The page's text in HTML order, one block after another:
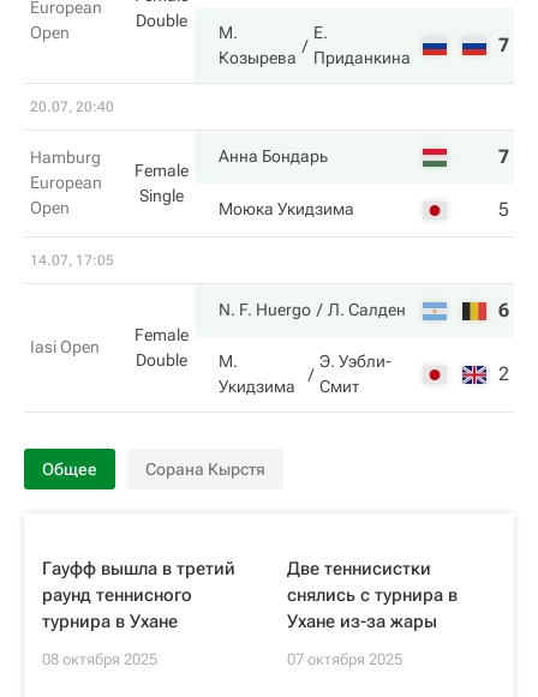
European
Open
Double
М.
Козырева
Е.
Приданкина
7
20.07, 20:40
Hamburg
European
Open
Female
Single
Анна Бондарь 7
Моюка Укидзима 5
14.07, 17:05
Iasi Open
Female
Double
N. F. Huergo Л. Салден 6
М.
Укидзима
Э. Уэбли-
Смит
2
Общее Сорана Кырстя
Гауфф вышла в третий
раунд теннисного
турнира в Ухане
08 октября 2025
Две теннисистки
снялись с турнира в
Ухане из-за жары
07 октября 2025